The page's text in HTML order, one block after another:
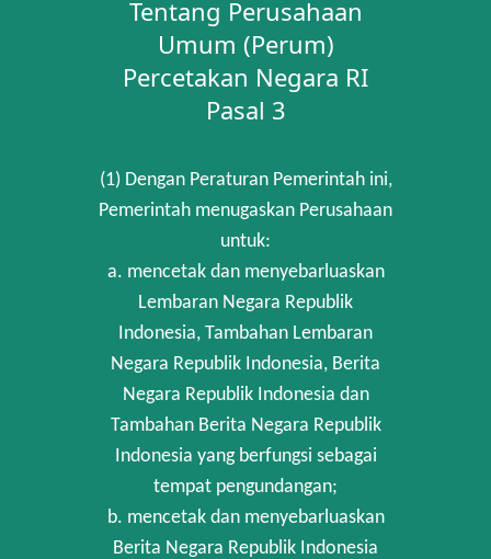
Tentang Perusahaan
Umum (Perum)
Percetakan Negara RI
Pasal 3
(1) Dengan Peraturan Pemerintah ini,
Pemerintah menugaskan Perusahaan
untuk:
a. mencetak dan menyebarluaskan
Lembaran Negara Republik
Indonesia, Tambahan Lembaran
Negara Republik Indonesia, Berita
Negara Republik Indonesia dan
Tambahan Berita Negara Republik
Indonesia yang berfungsi sebagai
tempat pengundangan;
b. mencetak dan menyebarluaskan
Berita Negara Republik Indonesia